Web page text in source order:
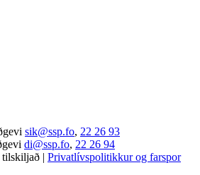
sik@ssp.fo, 22 26 93
di@ssp.fo, 22 26 94
| Privatlívspolitikkur og farspor